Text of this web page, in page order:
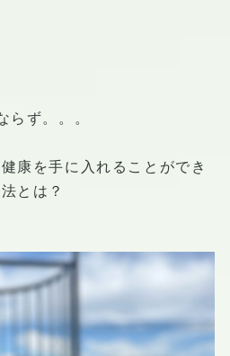
らず。。。
康を手に入れることができ
とは？